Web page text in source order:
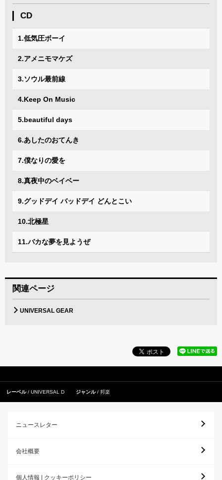
CD
1.低気圧ボーイ
2.アメニモマケズ
3.ソウル最前線
4.Keep On Music
5.beautiful days
6.あしたのおてんき
7.僕なりの愛を
8.真夜中のベイベー
9.グッドデイ バッドデイ どんとこい
10.北極星
11.バカな夢を見ようぜ
関連ページ
UNIVERSAL GEAR
レーベル UNIVERSAL D ジャンル 邦楽
ニュースレター
会社概要
個人情報 | クッキーポリシー